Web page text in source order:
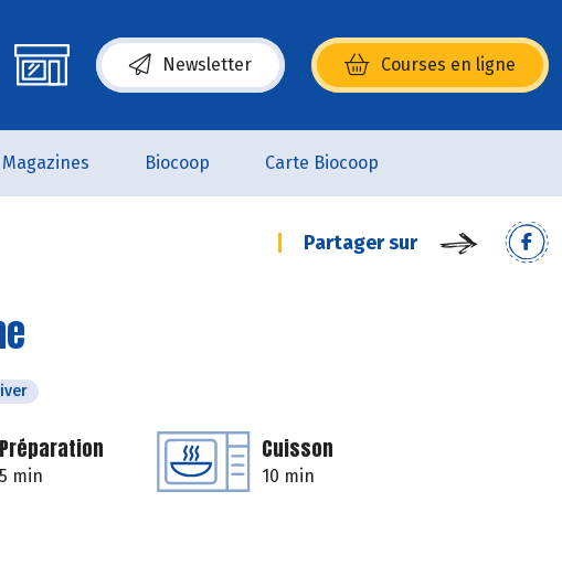
Newsletter Courses en ligne
(s’ouvre dans une nouvelle fenêtre)
Magazines Biocoop Carte Biocoop
Partager sur
Préparation
5 min
Cuisson
10 min